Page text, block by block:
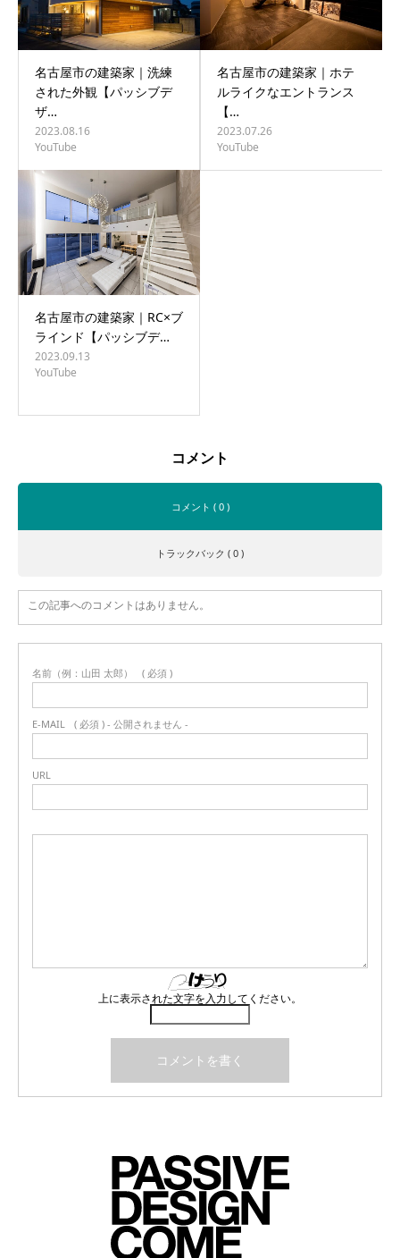
名古屋市の建築家｜洗練
された外観【パッシブデ
ザ…
2023.08.16
YouTube
名古屋市の建築家｜ホテ
ルライクなエントランス
【…
2023.07.26
YouTube
名古屋市の建築家｜RC×ブ
ラインド【パッシブデ…
2023.09.13
YouTube
コメント
コメント ( 0 )
トラックバック ( 0 )
この記事へのコメントはありません。
名前（例：山田 太郎） ( 必須 )
E-MAIL ( 必須 ) - 公開されません -
URL
上に表示された文字を入力してください。